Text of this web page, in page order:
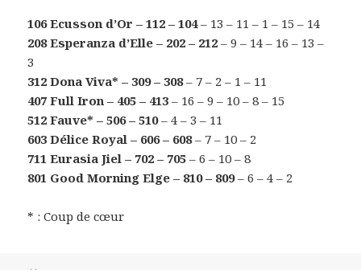
106 Ecusson d’Or – 112 – 104– 13 – 11 – 1 – 15 – 14
208 Esperanza d’Elle – 202 – 212 – 9 – 14 – 16 – 13 –
3
312 Dona Viva* – 309 – 308– 7 – 2 – 1 – 11
407 Full Iron – 405 – 413 – 16 – 9 – 10 – 8 – 15
512 Fauve* – 506 – 510– 4 – 3 – 11
603 Délice Royal – 606 – 608– 7 – 10 – 2
711 Eurasia Jiel – 702 – 705 – 6 – 10 – 8
801 Good Morning Elge – 810 – 809– 6 – 4 – 2
* : Coup de cœur